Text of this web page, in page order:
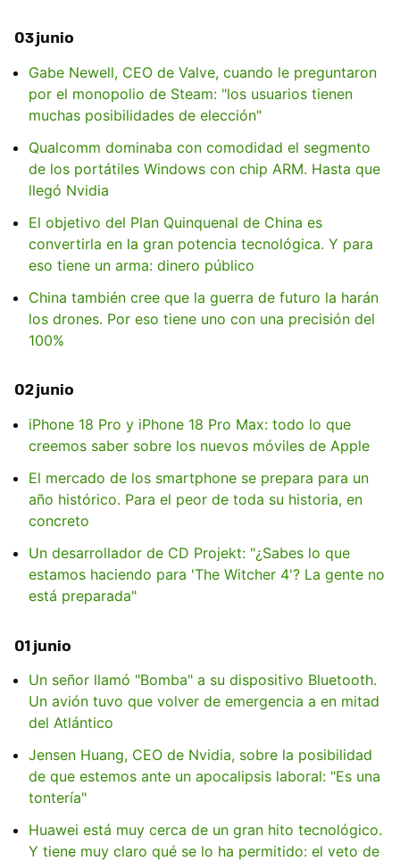
03 junio
Gabe Newell, CEO de Valve, cuando le preguntaron
por el monopolio de Steam: "los usuarios tienen
muchas posibilidades de elección"
Qualcomm dominaba con comodidad el segmento
de los portátiles Windows con chip ARM. Hasta que
llegó Nvidia
El objetivo del Plan Quinquenal de China es
convertirla en la gran potencia tecnológica. Y para
eso tiene un arma: dinero público
China también cree que la guerra de futuro la harán
los drones. Por eso tiene uno con una precisión del
100%
02 junio
iPhone 18 Pro y iPhone 18 Pro Max: todo lo que
creemos saber sobre los nuevos móviles de Apple
El mercado de los smartphone se prepara para un
año histórico. Para el peor de toda su historia, en
concreto
Un desarrollador de CD Projekt: "¿Sabes lo que
estamos haciendo para 'The Witcher 4'? La gente no
está preparada"
01 junio
Un señor llamó "Bomba" a su dispositivo Bluetooth.
Un avión tuvo que volver de emergencia a en mitad
del Atlántico
Jensen Huang, CEO de Nvidia, sobre la posibilidad
de que estemos ante un apocalipsis laboral: "Es una
tontería"
Huawei está muy cerca de un gran hito tecnológico.
Y tiene muy claro qué se lo ha permitido: el veto de